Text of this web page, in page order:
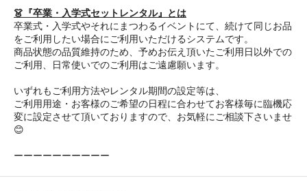
👗『卒業・入学式セットレンタル』とは
卒業式・入学式やそれにまつわるイベントにて、続けて同じお品
をご利用したい場合にご利用いただけるシステムです。
商品状態の品質維持のため、予めお伝え頂いたご利用日以外での
ご利用、日常使いでのご利用はご遠慮願います。
いずれもご利用方法やレンタル期間の設定等は、
ご利用用途・お客様のご希望の日程に合わせてお客様毎に臨機応
変に設定させて頂いておりますので、お気軽にご相談下さいませ
😊
ーーーーーーーーーー